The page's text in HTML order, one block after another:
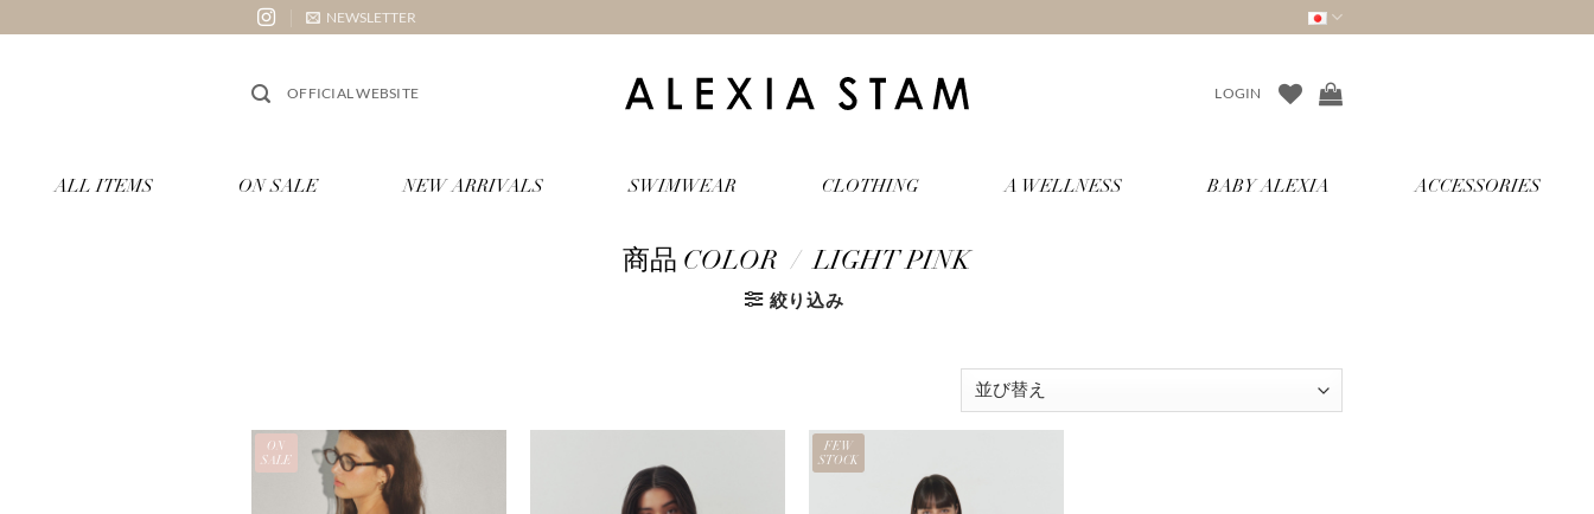
to
NEWSLETTER
OFFICIAL WEBSITE LOGIN
ALL ITEMS ON SALE NEW ARRIVALS SWIMWEAR CLOTHING A WELLNESS BABY ALEXIA ACCESSORIES
商品 COLOR / LIGHT PINK
絞り込み
ON
SALE
FEW
STOCK